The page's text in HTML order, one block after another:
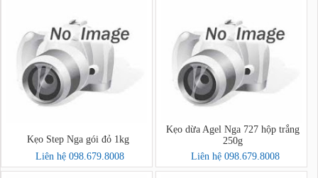
Kẹo Step Nga gói đỏ 1kg
Liên hệ 098.679.8008
Kẹo dừa Agel Nga 727 hộp trắng
250g
Liên hệ 098.679.8008